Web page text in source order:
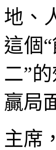
地、
這個
二”
贏局
主席